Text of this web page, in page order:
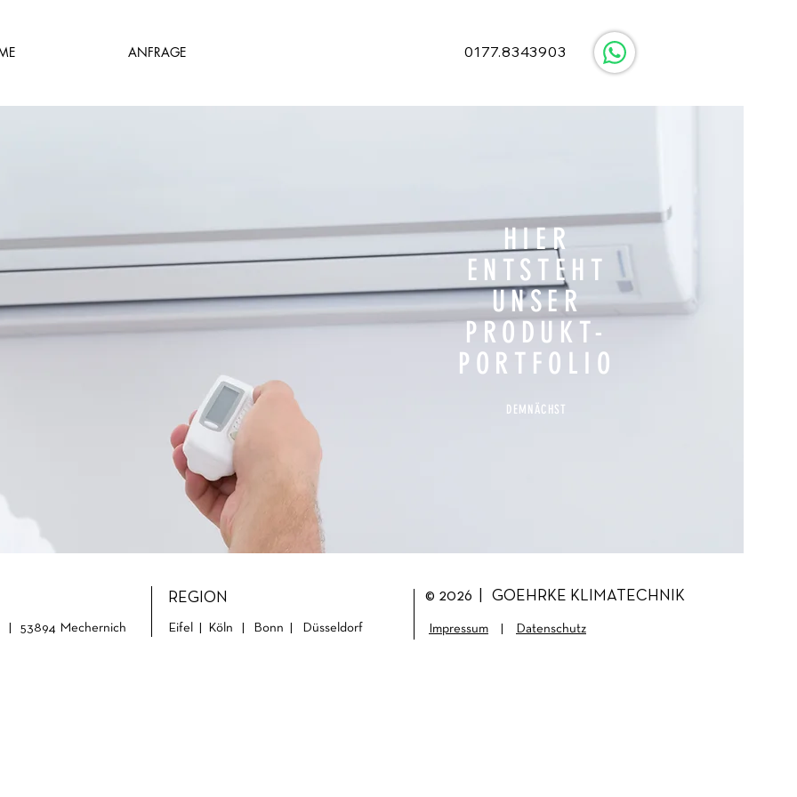
ANFRAGE 0177.8343903
HIER
ENTSTEHT
UNSER
PRODUKT-
PORTFOLIO
DEMNÄCHST
| 53894 Mechernich
REGION
Eifel | Köln | Bonn | Düsseldorf Impressum Datenschutz
© 2026 | GOEHRKE KLIMATECHNIK